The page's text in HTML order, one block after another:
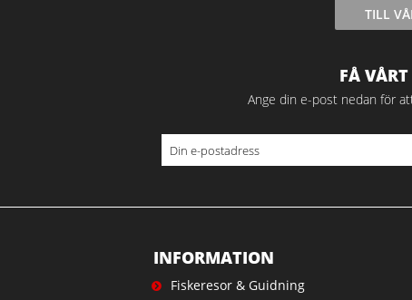
TILL
FÅ
Ange din e-post nedan för
INFORMATION
Fiskeresor & Guidning